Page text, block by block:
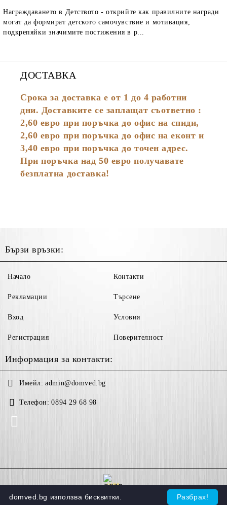
Награждаването в Детството - открийте как правилните награди
могат да формират детското самочувствие и мотивация,
подкрепяйки значимите постижения в р...
ДОСТАВКА
Срока за доставка е от 1 до 4 работни
дни. Доставките се заплащат съответно :
2,60 евро при поръчка до офис на спиди,
2,60 евро при поръчка до офис на еконт и
3,40 евро при поръчка до точен адрес.
При поръчка над 50 евро получавате
безплатна доставка!
Бързи връзки:
Начало
Рекламации
Вход
Регистрация
Контакти
Търсене
Условия
Поверителност
Информация за контакти:
Имейл: admin@domved.bg
Телефон: 0894 29 68 98
GDPR
Разбрах!
domved.bg използва бисквитки.